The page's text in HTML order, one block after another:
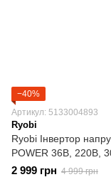
−40%
Артикул: 5133004893
Ryobi
Ryobi Інвертор
POWER 36В, 220В,
2 999 грн 4 999 грн